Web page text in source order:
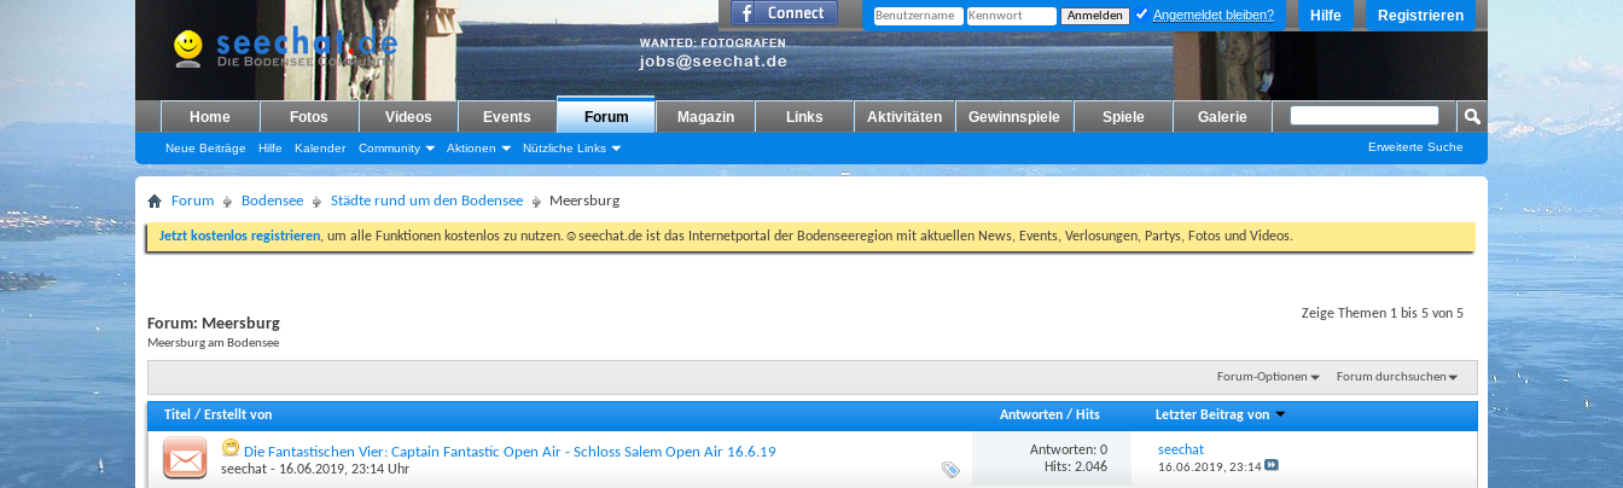
Registrieren
Hilfe
Angemeldet bleiben?
Home Fotos Videos Events Forum
Neue Beiträge Hilfe Kalender Community Aktionen Nützliche Links
Magazin Links Aktivitäten Gewinnspiele Spiele Galerie
Erweiterte Suche
Forum Bodensee Städte rund um den Bodensee Meersburg
Jetzt kostenlos registrieren, um alle Funktionen kostenlos zu nutzen.☺seechat.de ist das Internetportal der Bodenseeregion mit aktuellen News, Events, Verlosungen, Partys, Fotos und Videos.
Zeige Themen 1 bis 5 von 5
Forum: Meersburg
Meersburg am Bodensee
Forum-Optionen Forum durchsuchen
Titel / Erstellt von Antworten / Hits Letzter Beitrag von
Die Fantastischen Vier: Captain Fantastic Open Air - Schloss Salem Open Air 16.6.19
seechat - 16.06.2019, 23:14 Uhr
Antworten: 0
Hits: 2.046
seechat
16.06.2019, 23:14